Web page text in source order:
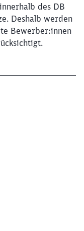
des DB
Deshalb werden
Bewerber:innen